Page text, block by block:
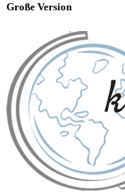
Große Version